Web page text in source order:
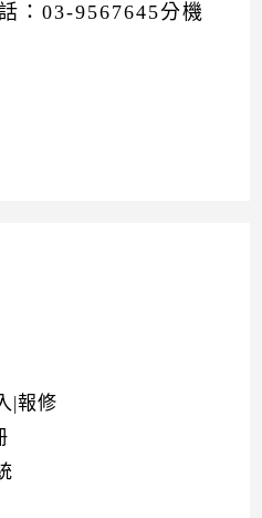
：03-9567645分機
|報修